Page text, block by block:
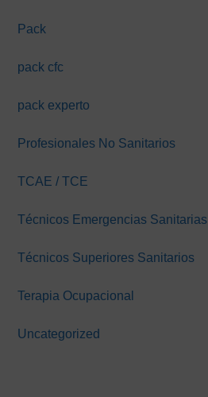
Pack
pack cfc
pack experto
Profesionales No Sanitarios
TCAE / TCE
Técnicos Emergencias Sanitarias
Técnicos Superiores Sanitarios
Terapia Ocupacional
Uncategorized